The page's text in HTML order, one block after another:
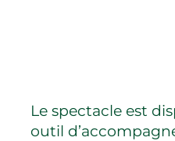
Le spectacle est
outil